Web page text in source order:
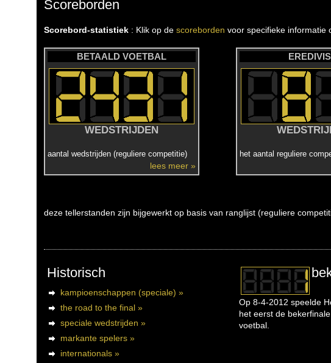
Scoreborden
Scorebord-statistiek : Klik op de scoreborden voor specifieke informatie
BETAALD VOETBAL
WEDSTRIJDEN
aantal wedstrijden (reguliere competitie)
lees meer »
het aantal reguliere
deze tellerstanden zijn bijgewerkt op basis van ranglijst (reguliere
Historisch
kampioenschappen (speciale) »
the road to the final »
speciale wedstrijden »
markante spelers »
internationals »
Op 8-4-2012 speelde
het eerst de
voetbal.